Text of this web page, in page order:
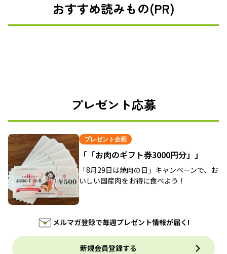
おすすめ読みもの(PR)
プレゼント応募
プレゼント企画
「「お肉のギフト券3000円分」」
「8月29日は焼肉の日」キャンペーンで、お
いしい国産肉をお得に食べよう！
メルマガ登録で毎週プレゼント情報が届く!
新規会員登録する